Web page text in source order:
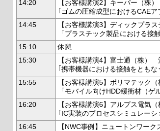
14:20
【お客様講演2】キーパー（
｢ゴムの圧縮成型におけるCAEア
14:45
【お客様講演3】ディックプ
「プラスチック製品における接
15:10
休憩
15:30
【お客様講演4】富士通（株
｢携帯機器における接触をとも
15:55
【お客様講演5】ポリマテッ
「モバイル向けHDD緩衝材（ゲ
16:20
【お客様講演6】アルプス電
｢IC実装のプロセスシミュレー
16:45
【NWC事例】ニュートンワー